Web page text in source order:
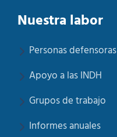
Nuestra labor
Personas defensoras
Apoyo a las INDH
Grupos de trabajo
Informes anuales